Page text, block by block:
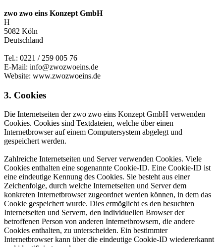
zwo zwo eins Konzept GmbH
H
‍5082 Köln
Deutschland
Tel.: 0221 / 259 005 76
E-Mail: info@zwozwoeins.de
Website: www.zwozwoeins.de
3. Cookies
Die Internetseiten der zwo zwo eins Konzept GmbH verwenden
Cookies. Cookies sind Textdateien, welche über einen
Internetbrowser auf einem Computersystem abgelegt und
gespeichert werden.
Zahlreiche Internetseiten und Server verwenden Cookies. Viele
Cookies enthalten eine sogenannte Cookie-ID. Eine Cookie-ID ist
eine eindeutige Kennung des Cookies. Sie besteht aus einer
Zeichenfolge, durch welche Internetseiten und Server dem
konkreten Internetbrowser zugeordnet werden können, in dem das
Cookie gespeichert wurde. Dies ermöglicht es den besuchten
Internetseiten und Servern, den individuellen Browser der
betroffenen Person von anderen Internetbrowsern, die andere
Cookies enthalten, zu unterscheiden. Ein bestimmter
Internetbrowser kann über die eindeutige Cookie-ID wiedererkannt